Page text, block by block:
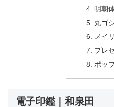
明朝
丸ゴ
メイ
プレ
ポッ
電子印鑑｜和泉田